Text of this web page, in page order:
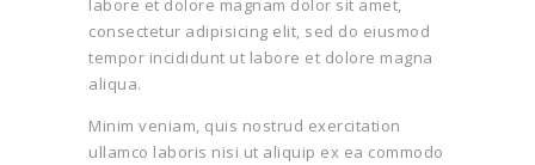
labore et dolore magnam dolor sit amet,
consectetur adipisicing elit, sed do eiusmod
tempor incididunt ut labore et dolore magna
aliqua.
Minim veniam, quis nostrud exercitation
ullamco laboris nisi ut aliquip ex ea commodo